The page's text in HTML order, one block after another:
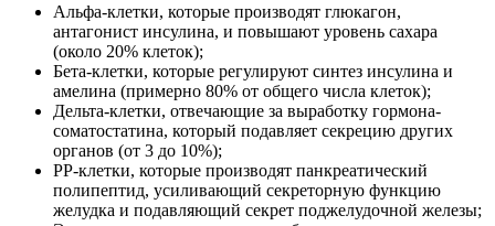
Альфа-клетки, которые производят глюкагон,
антагонист инсулина, и повышают уровень сахара
(около 20% клеток);
Бета-клетки, которые регулируют синтез инсулина и
амелина (примерно 80% от общего числа клеток);
Дельта-клетки, отвечающие за выработку гормона-
соматостатина, который подавляет секрецию других
органов (от 3 до 10%);
РР-клетки, которые производят панкреатический
полипептид, усиливающий секреторную функцию
желудка и подавляющий секрет поджелудочной железы;